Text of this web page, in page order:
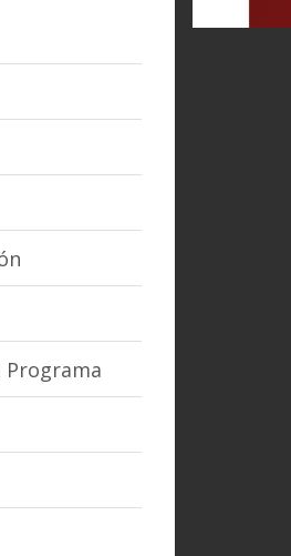
Programa